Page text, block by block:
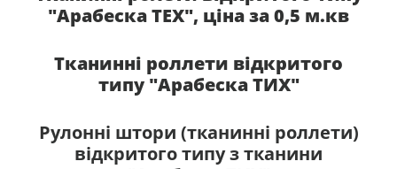
"Арабеска ТЕХ", ціна за 0,5 м.кв
Тканинні роллети відкритого
типу "Арабеска ТИХ"
Рулонні штори (тканинні роллети)
відкритого типу з тканини